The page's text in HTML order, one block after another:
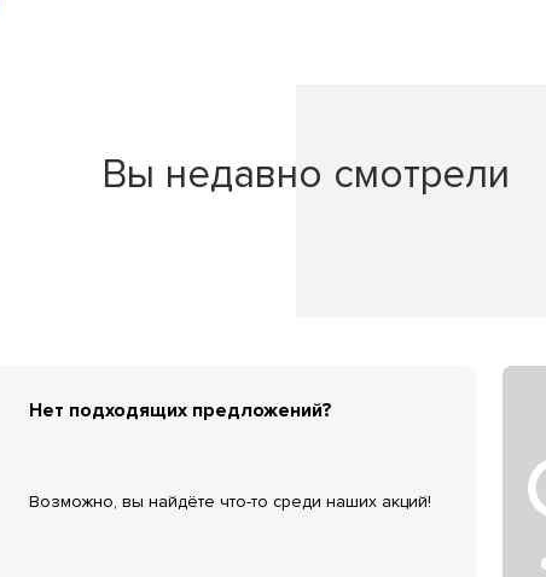
Вы недавно смотрели
Нет подходящих предложений?
Возможно, вы найдёте что-то среди наших акций!